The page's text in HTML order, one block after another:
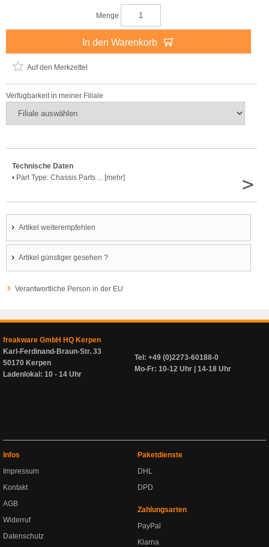
Menge
In den Warenkorb
Auf den Merkzettel
Verfügbarkeit in meiner Filiale
Technische Daten
• Part Type: Chassis Parts ... [mehr]
>
Artikel weiterempfehlen
Artikel günstiger gesehen ?
Verantwortliche Person in der EU
freakware GmbH HQ Kerpen
Karl-Ferdinand-Braun-Str. 33
50170 Kerpen
Ladenlokal: 10 - 14 Uhr
Tel: +49 (0)2273-60188-0
Mo-Fr: 10-12 Uhr | 14-18 Uhr
Infos
Impressum
Kontakt
AGB
Widerruf
Datenschutz
Paketdienste
DHL
DPD
Zahlungsarten
PayPal
Klarna